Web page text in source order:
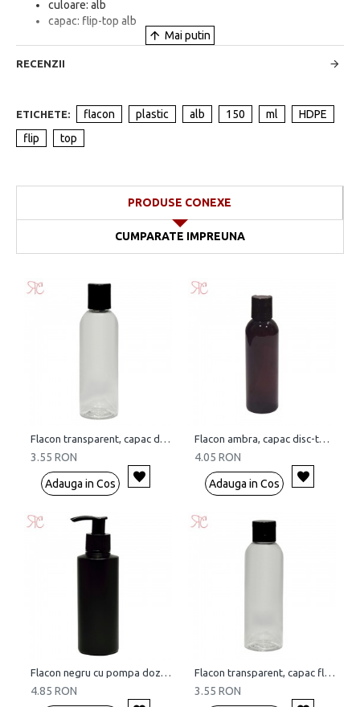
culoare: alb
capac: flip-top alb
RECENZII
ETICHETE: flacon plastic alb 150 ml
HDPE
flip
top
PRODUSE CONEXE
CUMPARATE IMPREUNA
Flacon transparent, capac disc-top, 100 ml
3.55 RON
Adauga in Cos
Flacon ambra, capac disc-top, 150 ml
4.05 RON
Adauga in Cos
Flacon negru cu pompa dozatoare, 150 ml
4.85 RON
Flacon transparent, capac flip-top, 100 ml
3.55 RON